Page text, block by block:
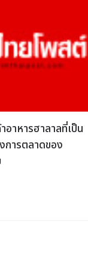
าหารฮาลาลที่เป็น
ารตลาดของ